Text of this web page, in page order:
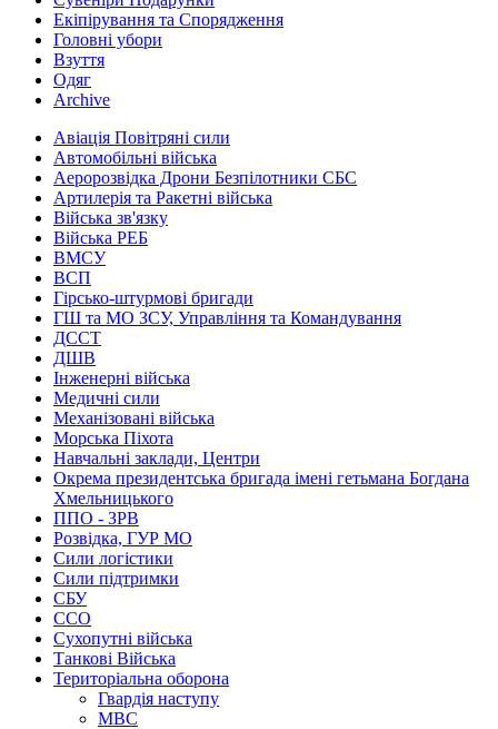
Екіпірування та Спорядження
Головні убори
Взуття
Одяг
Archive
Авіація Повітряні сили
Автомобільні війська
Аеророзвідка Дрони Безпілотники СБС
Артилерія та Ракетні війська
Війська зв'язку
Війська РЕБ
ВМСУ
ВСП
Гірсько-штурмові бригади
ГШ та МО ЗСУ, Управління та Командування
ДССТ
ДШВ
Інженерні війська
Медичні сили
Механізовані війська
Морська Піхота
Навчальні заклади, Центри
Окрема президентська бригада імені гетьмана Богдана
Хмельницького
ППО - ЗРВ
Розвідка, ГУР МО
Сили логістики
Сили підтримки
СБУ
ССО
Сухопутні війська
Танкові Війська
Територіальна оборона
Гвардія наступу
МВС